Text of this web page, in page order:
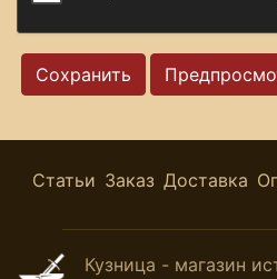
Статьи Заказ Доставка
Кузница - магазин